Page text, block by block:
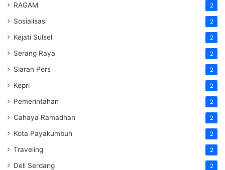
RAGAM 2
Sosialisasi 2
Kejati Sulsel 2
Serang Raya 2
Siaran Pers 2
Kepri 2
Pemerintahan 2
Cahaya Ramadhan 2
Kota Payakumbuh 2
Traveling 2
Deli Serdang 2